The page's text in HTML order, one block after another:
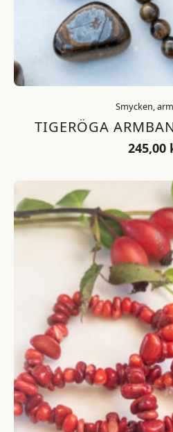
Smycken,
TIGERÖGA
245,00